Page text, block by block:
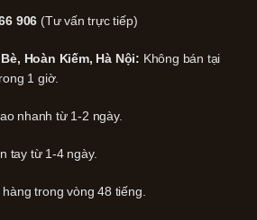
906 (Tư vấn trực tiếp)
Hoàn Kiếm, Hà Nội: Không bán tại
1 giờ.
nhanh từ 1-2 ngày.
tay từ 1-4 ngày.
trong vòng 48 tiếng.